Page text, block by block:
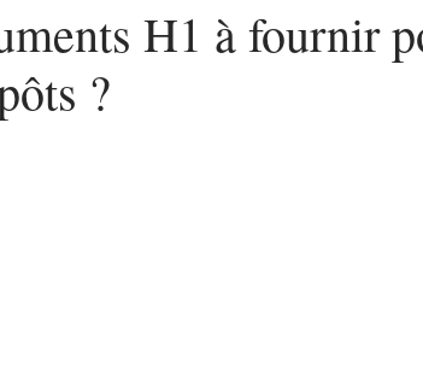
H1 à fournir
?